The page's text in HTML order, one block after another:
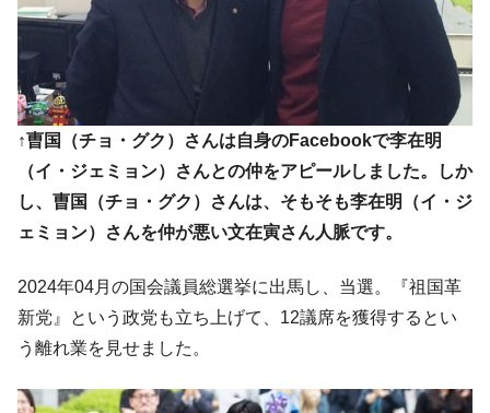
『Money1』
韓国大統領府ボンクラ政策室長が告発され
た ⇒ 国家が行った恐るべき株価操作であり、空前の国政壟
断
『Money1』
韓国･警察職員が「丸刈りになって抗議活
動」
中国だけが鉄鋼輸出を異常増加させる ⇒ 中
国の過剰生産が世界を蝕む。
『Money1』
韓国製造業「半導体絶好調」のウラで他業
種は全般的「不調」⇒ PSIが示す現況は決して良くない。
『Money1』
【米韓激突案件】韓国消費者院が『クーパ
ン』1人当たり賠償10万ウォンを認定 ⇒ 総額3兆7,000億
『Money1』 韓国で猛暑。南東部では干ばつ
「KDDX」1番艦、2032年竣工と公示
↑曺国（チョ・グク）さんは自身のFacebookで李在明
（イ・ジェミョン）さんとの仲をアピールしました。しか
し、曺国（チョ・グク）さんは、そもそも李在明（イ・ジ
ェミョン）さんを仲が悪い文在寅さん人脈です。
2024年04月の国会議員総選挙に出馬し、当選。『祖国革
新党』という政党も立ち上げて、12議席を獲得するとい
う離れ業を見せました。